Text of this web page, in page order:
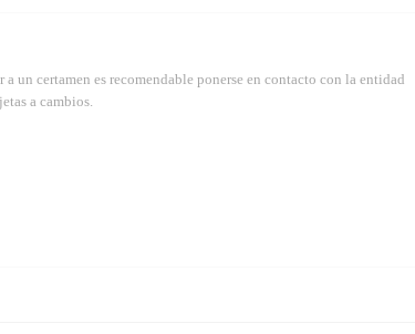
un certamen es recomendable ponerse en contacto con la entidad
a cambios.